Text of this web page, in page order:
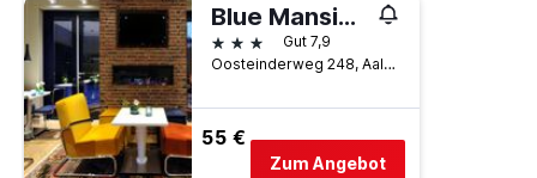
Blue Mansion Hotel
3 SterneGut 7,9
Oosteinderweg 248, Aalsmeer, Provinz Nordholland, Niederlande
55 €
Zum Angebot